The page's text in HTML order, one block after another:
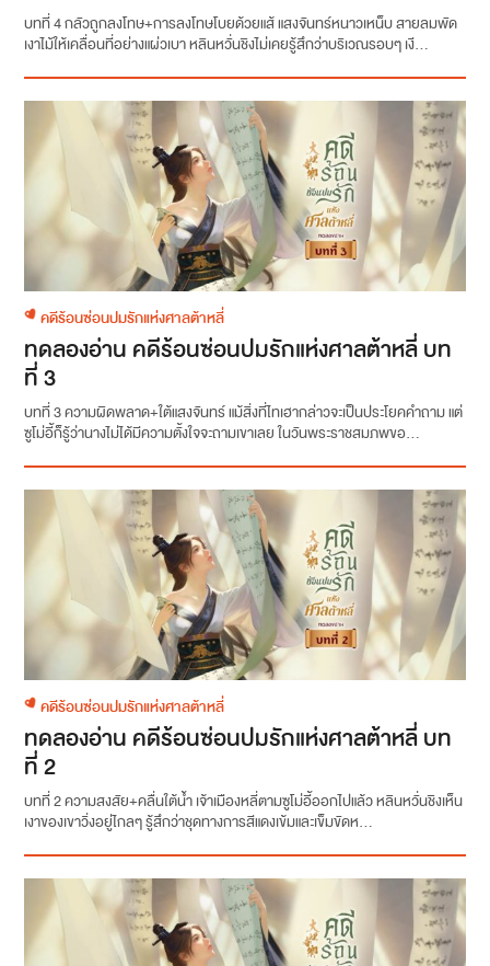
บทที่ 4 กลัวถูกลงโทษ+การลงโทษโบยด้วยแส้ แสงจันทร์หนาวเหน็บ สายลมพัด
เงาไม้ให้เคลื่อนที่อย่างแผ่วเบา หลินหวั่นชิงไม่เคยรู้สึกว่าบริเวณรอบๆ เงี...
คดีร้อนซ่อนปมรักแห่งศาลต้าหลี่
ทดลองอ่าน คดีร้อนซ่อนปมรักแห่งศาลต้าหลี่ บท
ที่ 3
บทที่ 3 ความผิดพลาด+ใต้แสงจันทร์ แม้สิ่งที่ไทเฮากล่าวจะเป็นประโยคคำถาม แต่
ซูโม่อี้ก็รู้ว่านางไม่ได้มีความตั้งใจจะถามเขาเลย ในวันพระราชสมภพขอ...
คดีร้อนซ่อนปมรักแห่งศาลต้าหลี่
ทดลองอ่าน คดีร้อนซ่อนปมรักแห่งศาลต้าหลี่ บท
ที่ 2
บทที่ 2 ความสงสัย+คลื่นใต้น้ำ เจ้าเมืองหลี่ตามซูโม่อี้ออกไปแล้ว หลินหวั่นชิงเห็น
เงาของเขาวิ่งอยู่ไกลๆ รู้สึกว่าชุดทางการสีแดงเข้มและเข็มขัดห...